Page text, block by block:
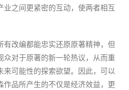
业之间更紧密的互动，使两者相互
有改编都能忠实还原原著精神，但
众对于原著的新一轮热议，从而重
来可能性的探索欲望。因此，可以
作品所产生的不仅是经济效益，更